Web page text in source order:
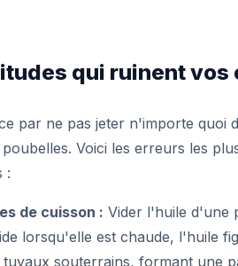
qui ruinent
par ne pas jeter n'importe quoi
Voici les erreurs les
:
de cuisson : Vider l'huile d'une
lorsqu'elle est chaude, l'huile
souterrains, formant une